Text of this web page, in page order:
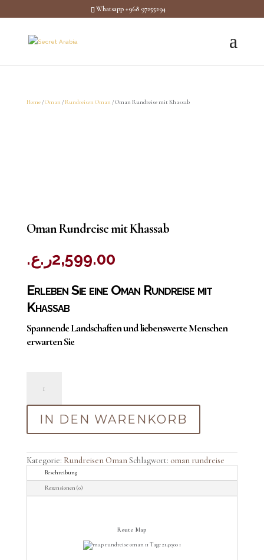
Whatsapp +968 97255294
Home/Oman /Rundreisen Oman / Oman Rundreise mit Khassab
Oman Rundreise mit Khassab
2,599.00ر.ع.
Erleben Sie eine Oman Rundreise mit
Khassab
Spannende Landschaften und liebenswerte Menschen
erwarten Sie
IN DEN WARENKORB
Kategorie: Rundreisen OmanSchlagwort: oman rundreise
Beschreibung
Rezensionen (0)
Route Map